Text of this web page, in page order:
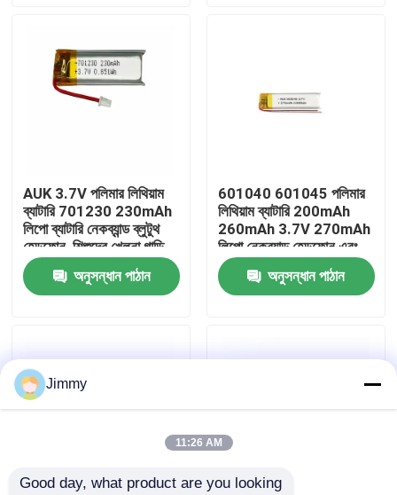
ভিডিও
কারখানা পরিদর্শন
গুণমান নিয়ন্ত্রণ
লিথিয়াম পলিমার ব্যাটারি
ছোট লিপো ব্যাটারি
AUK 3.7V পলিমার লিথিয়াম
ব্যাটারি 701230 230mAh
লিপো ব্যাটারি নেকব্যান্ড ব্লুটুথ
হেডফোন, শিশুদের খেলনা গাড়ি
এবং রোবটের জন্য
অনুসন্ধান পাঠান
601040 601045 পলিমার
লিথিয়াম ব্যাটারি 200mAh
260mAh 3.7V 270mAh
লিপো নেকব্যান্ড হেডফোন এবং
প্রাপ্তবয়স্ক পণ্যের জন্য
অনুসন্ধান পাঠান
Jimmy
11:26 AM
Good day, what product are you looking